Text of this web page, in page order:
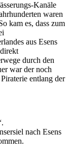
Kanäle
waren
kam es, dass zum
aus Esens
durch den
war der noch
entlang der
nach Esens